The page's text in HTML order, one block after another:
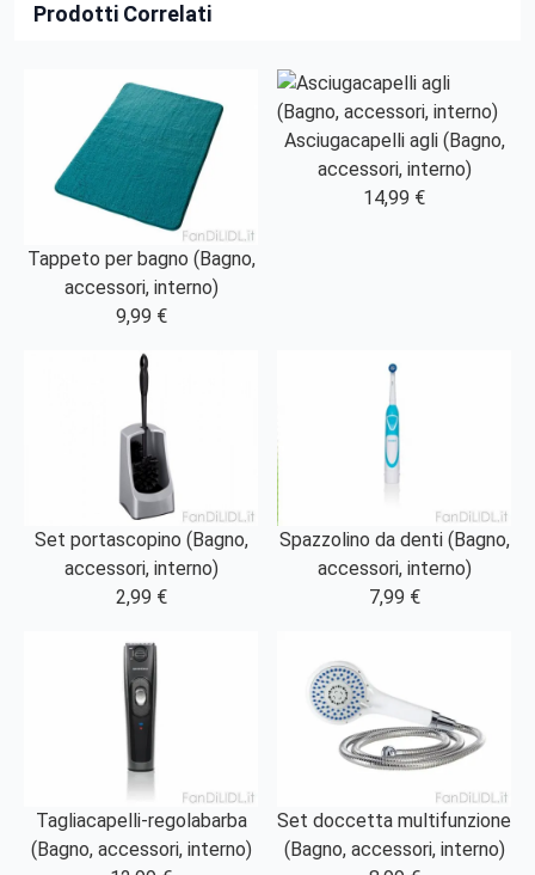
Prodotti Correlati
Tappeto per bagno (Bagno,
accessori, interno)
9,99 €
Asciugacapelli agli (Bagno,
accessori, interno)
14,99 €
Set portascopino (Bagno,
accessori, interno)
2,99 €
Spazzolino da denti (Bagno,
accessori, interno)
7,99 €
Tagliacapelli-regolabarba
(Bagno, accessori, interno)
Set doccetta multifunzione
(Bagno, accessori, interno)